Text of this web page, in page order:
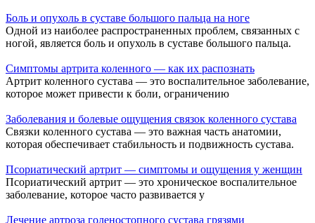
Боль и опухоль в суставе большого пальца на ноге
Одной из наиболее распространенных проблем, связанных с
ногой, является боль и опухоль в суставе большого пальца.
Симптомы артрита коленного — как их распознать
Артрит коленного сустава — это воспалительное заболевание,
которое может привести к боли, ограничению
Заболевания и болевые ощущения связок коленного сустава
Связки коленного сустава — это важная часть анатомии,
которая обеспечивает стабильность и подвижность сустава.
Псориатический артрит — симптомы и ощущения у женщин
Псориатический артрит — это хроническое воспалительное
заболевание, которое часто развивается у
Лечение артроза голеностопного сустава грязями